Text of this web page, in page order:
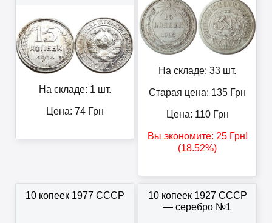
На складе: 1 шт.
Цена: 74Грн
На складе: 33 шт.
Старая цена: 135 Грн
Цена: 110Грн
Вы экономите: 25Грн!
(18.52%)
10 копеек 1977 СССР
10 копеек 1927 СССР
— серебро №1